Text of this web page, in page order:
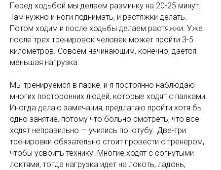
Перед ходьбой мы делаем разминку на 20-25 минут.
Там нужно и ноги поднимать, и растяжки делать.
Потом ходим и после ходьбы делаем растяжки. Уже
после трех тренировок человек может пройти 3-5
километров. Совсем начинающим, конечно, дается
меньшая нагрузка.
Мы тренируемся в парке, и я постоянно наблюдаю
многих посторонних людей, которые ходят с палками.
Иногда делаю замечания, предлагаю пройти хотя бы
одно занятие, потому что больно смотреть, что все
ходят неправильно — учились по ютубу. Две-три
тренировки обязательно стоит провести с тренером,
чтобы усвоить технику. Многие ходят с согнутыми
локтями, тогда нагрузка идет на локоть, ладонь,